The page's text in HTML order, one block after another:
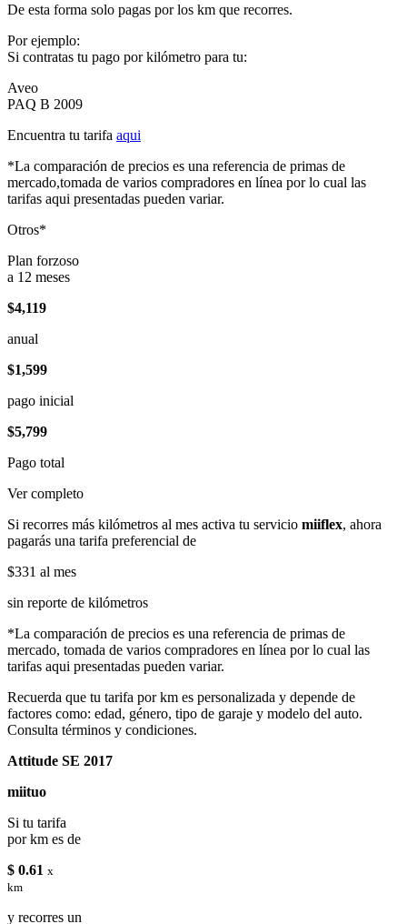
De esta forma solo pagas por los km que recorres.
Por ejemplo:
Si contratas tu pago por kilómetro para tu:
Aveo
PAQ B 2009
Encuentra tu tarifa aqui
*La comparación de precios es una referencia de primas de
mercado,tomada de varios compradores en línea por lo cual las
tarifas aqui presentadas pueden variar.
Otros*
Plan forzoso
a 12 meses
$4,119
anual
$1,599
pago inicial
$5,799
Pago total
Ver completo
Si recorres más kilómetros al mes activa tu servicio miiflex, ahora
pagarás una tarifa preferencial de
$331 al mes
sin reporte de kilómetros
*La comparación de precios es una referencia de primas de
mercado, tomada de varios compradores en línea por lo cual las
tarifas aqui presentadas pueden variar.
Recuerda que tu tarifa por km es personalizada y depende de
factores como: edad, género, tipo de garaje y modelo del auto.
Consulta términos y condiciones.
Attitude SE 2017
miituo
Si tu tarifa
por km es de
$ 0.61 x
km
y recorres un